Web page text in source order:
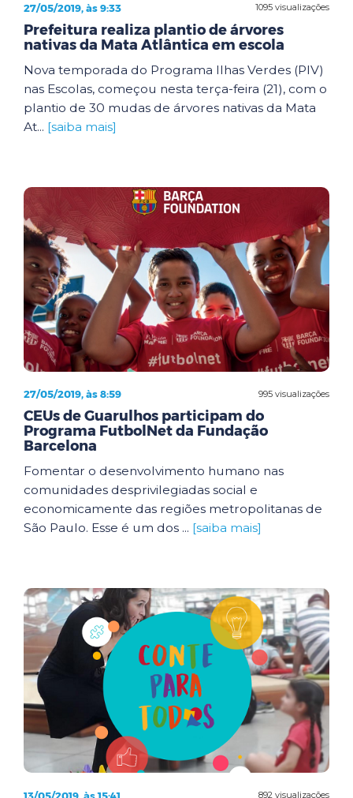
1095 visualizações
27/05/2019, às 9:33
Prefeitura realiza plantio de árvores
nativas da Mata Atlântica em escola
Nova temporada do Programa Ilhas Verdes (PIV)
nas Escolas, começou nesta terça-feira (21), com o
plantio de 30 mudas de árvores nativas da Mata
At... [saiba mais]
995 visualizações
27/05/2019, às 8:59
CEUs de Guarulhos participam do
Programa FutbolNet da Fundação
Barcelona
Fomentar o desenvolvimento humano nas
comunidades desprivilegiadas social e
economicamente das regiões metropolitanas de
São Paulo. Esse é um dos ... [saiba mais]
892 visualizações
13/05/2019, às 15:41